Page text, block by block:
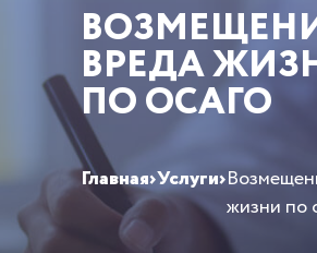
ВРЕДА
ПО ОСАГО
Главная›Услуги›
жизни по